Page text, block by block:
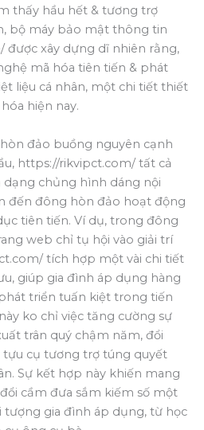
thấy hầu hết & tương trợ
bộ máy bảo mật thông tin
được xây dựng dĩ nhiên rằng,
mã hóa tiên tiến & phát
liệu cá nhân, một chi tiết thiết
hiện nay.
đảo buồng nguyên cạnh
https://rikvipct.com/ tất cả
dạng chủng hình dáng nội
đến đông hòn đảo hoạt động
tiên tiến. Ví dụ, trong đông
web chỉ tụ hội vào giải trí
tích hợp một vài chi tiết
giúp gia đình áp dụng hàng
triển tuấn kiệt trong tiến
ko chỉ việc tăng cường sự
trân quý chậm năm, đổi
cụ tương trợ túng quyết
Sự kết hợp này khiến mang
cầm đưa sắm kiếm số một
gia đình áp dụng, từ học